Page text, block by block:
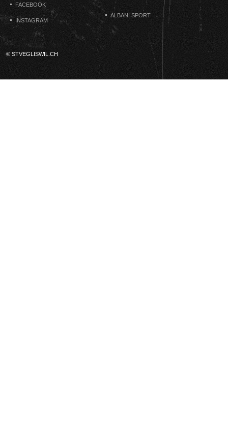
FACEBOOK
INSTAGRAM
ALBANI SPORT
© STVEGLISWIL.CH